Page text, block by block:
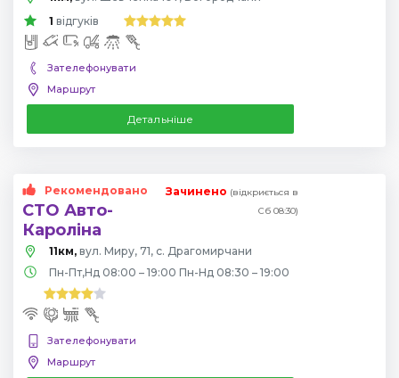
1 відгуків
Зателефонувати
Маршрут
Детальніше
Рекомендовано
СТО Авто-
Кароліна
Зачинено (відкриється в
Сб 08:30)
11км, вул. Миру, 71, с. Драгомирчани
Пн-Пт,Нд 08:00 – 19:00 Пн-Нд 08:30 – 19:00
Зателефонувати
Маршрут